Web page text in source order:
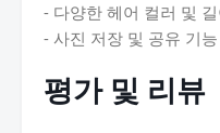
- 다양한 헤어 컬러 및
- 사진 저장 및 공유 기능
평가 및 리뷰